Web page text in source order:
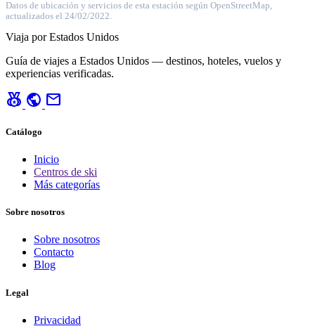
Datos de ubicación y servicios de esta estación según OpenStreetMap,
actualizados el 24/02/2022.
Viaja por Estados Unidos
Guía de viajes a Estados Unidos — destinos, hoteles, vuelos y
experiencias verificadas.
social_leaderboard public mail
Catálogo
Inicio
Centros de ski
Más categorías
Sobre nosotros
Sobre nosotros
Contacto
Blog
Legal
Privacidad